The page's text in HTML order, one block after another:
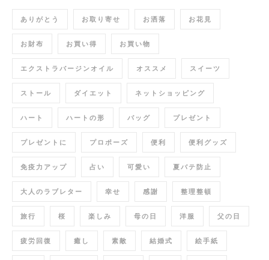
ありがとう お取り寄せ お洒落 お花見
お財布 お買い得 お買い物
エクストラバージンオイル オススメ スイーツ
ストール ダイエット ネットショッピング
ハート ハートの形 バッグ プレゼント
プレゼントに プロポーズ 便利 便利グッズ
免疫力アップ 占い 可愛い 夏バテ防止
大人のラブレター 幸せ 感謝 整理整頓
旅行 桜 楽しみ 母の日 洋服 父の日
疲労回復 癒し 素敵 結婚式 絵手紙